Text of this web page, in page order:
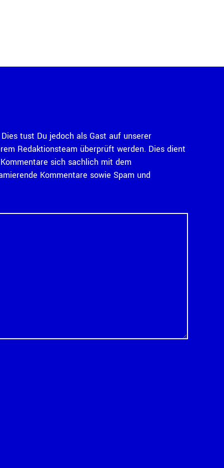
tust Du jedoch als Gast auf unserer
Redaktionsteam überprüft werden. Dies dient
sich sachlich mit dem
Kommentare sowie Spam und